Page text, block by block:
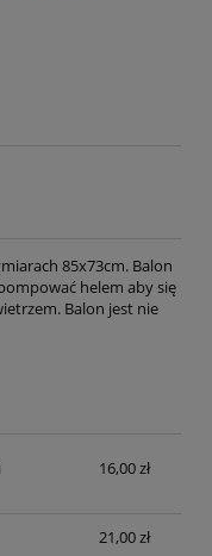
85x73cm. Balon
helem aby się
Balon jest nie
płatności
16,00 zł
21,00 zł